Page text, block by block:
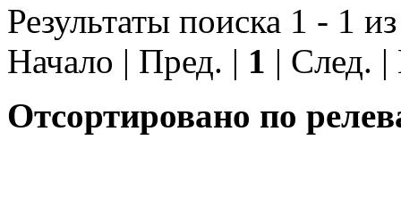
Результаты поиска 1 - 1
Начало | Пред. | 1 | След.
Отсортировано по